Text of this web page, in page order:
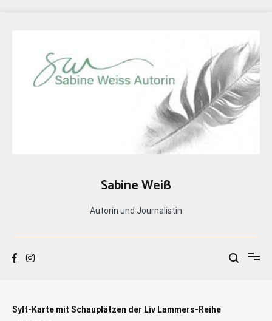
Sabine Weiß
Autorin und Journalistin
Sylt-Karte mit Schauplätzen der Liv Lammers-Reihe